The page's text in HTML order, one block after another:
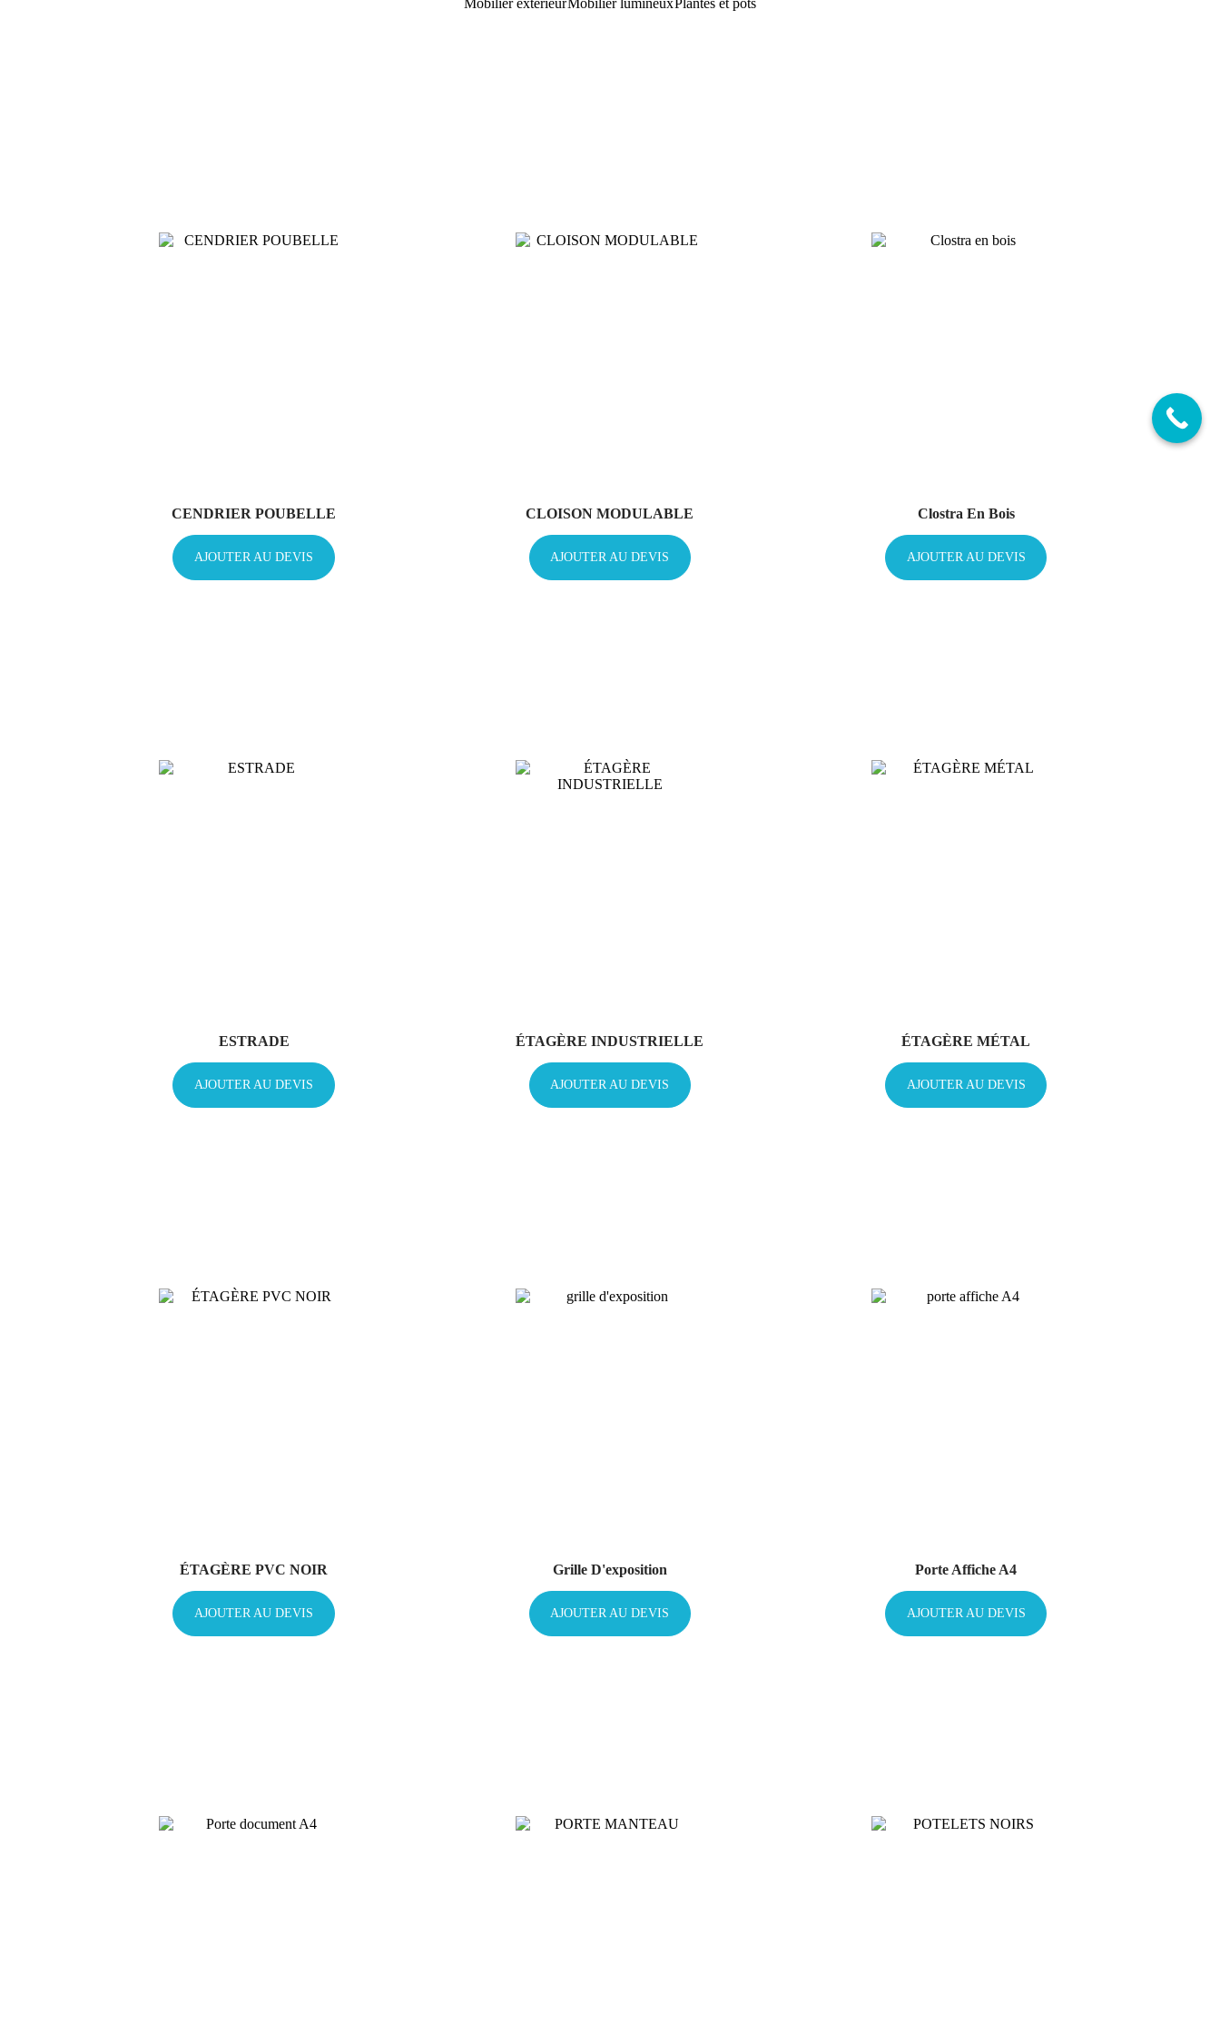
Mobilier extérieurMobilier lumineuxPlantes et pots
CENDRIER POUBELLE
AJOUTER AU DEVIS
CLOISON MODULABLE
AJOUTER AU DEVIS
Clostra En Bois
AJOUTER AU DEVIS
ESTRADE
AJOUTER AU DEVIS
ÉTAGÈRE INDUSTRIELLE
AJOUTER AU DEVIS
ÉTAGÈRE MÉTAL
AJOUTER AU DEVIS
ÉTAGÈRE PVC NOIR
AJOUTER AU DEVIS
Grille D'exposition
AJOUTER AU DEVIS
Porte Affiche A4
AJOUTER AU DEVIS